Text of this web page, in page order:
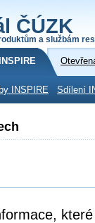
ČÚZK
a službám
INSPIRE
INSPIRE Sdílení